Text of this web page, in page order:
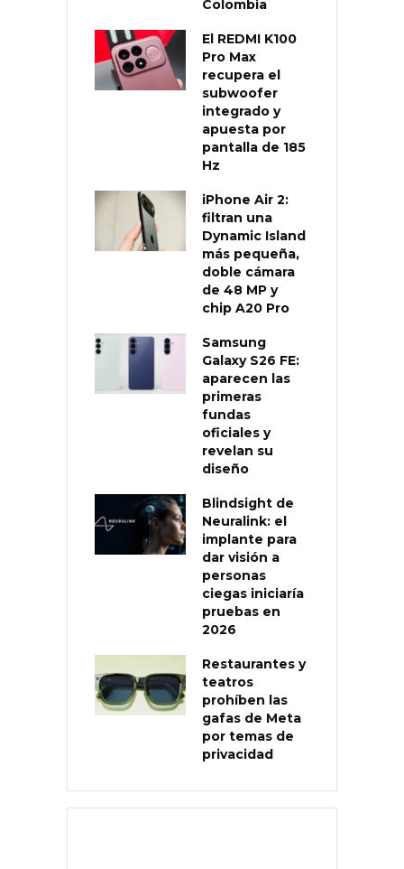
Colombia
El REDMI K100
Pro Max
recupera el
subwoofer
integrado y
apuesta por
pantalla de 185
Hz
iPhone Air 2:
filtran una
Dynamic Island
más pequeña,
doble cámara
de 48 MP y
chip A20 Pro
Samsung
Galaxy S26 FE:
aparecen las
primeras
fundas
oficiales y
revelan su
diseño
Blindsight de
Neuralink: el
implante para
dar visión a
personas
ciegas iniciaría
pruebas en
2026
Restaurantes y
teatros
prohíben las
gafas de Meta
por temas de
privacidad